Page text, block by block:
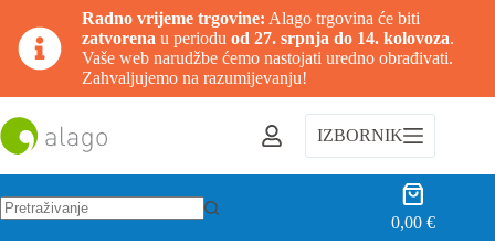
Radno vrijeme trgovine: Alago trgovina će biti
zatvorena u periodu od 27. srpnja do 14. kolovoza.
Vaše web narudžbe ćemo nastojati uredno obrađivati.
Zahvaljujemo na razumijevanju!
na
sadržaj
IZBORNIK
Košarica
0,00€